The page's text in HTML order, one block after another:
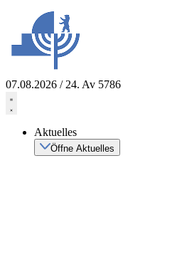
springen
07.08.2026 / 24. Av 5786
Aktuelles
Öffne Aktuelles